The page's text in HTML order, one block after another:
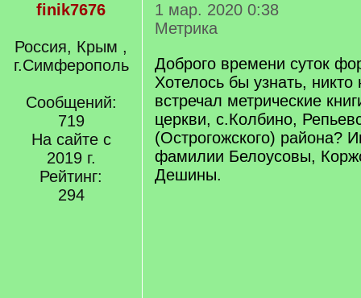
finik7676
Россия, Крым ,
г.Симферополь
Сообщений:
719
На сайте с
2019 г.
Рейтинг:
294
1 мар. 2020 0:38
Метрика
Доброго времени суток
Хотелось бы узнать,
встречал метрические
церкви, с.Колбино,
(Острогожского) района?
фамилии Белоусовы,
Дешины.